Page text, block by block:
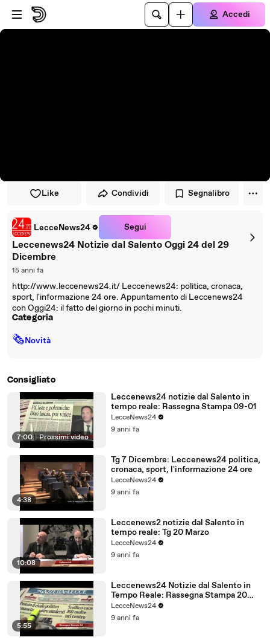
Vai al lettore
Passa al contenuto principale
Accedi
Like Condividi Segnalibro
LecceNews24 Segui
Leccenews24 Notizie dal Salento Oggi 24 del 29
Dicembre
15 anni fa
http://www.leccenews24.it/ Leccenews24: politica, cronaca,
sport, l'informazione 24 ore. Appuntamento di Leccenews24
con Oggi24: il fatto del giorno in pochi minuti.
Categoria
🗞Novità
Consigliato
7:00 | Prossimi video
Leccenews24 notizie dal Salento in
tempo reale: Rassegna Stampa 09-01
LecceNews24
9 anni fa
4:38
Tg 7 Dicembre: Leccenews24 politica,
cronaca, sport, l'informazione 24 ore
LecceNews24
9 anni fa
10:08
Leccenews2 notizie dal Salento in
tempo reale: Tg 20 Marzo
LecceNews24
9 anni fa
5:55
Leccenews24 Notizie dal Salento in
Tempo Reale: Rassegna Stampa 20
Marzo
LecceNews24
9 anni fa